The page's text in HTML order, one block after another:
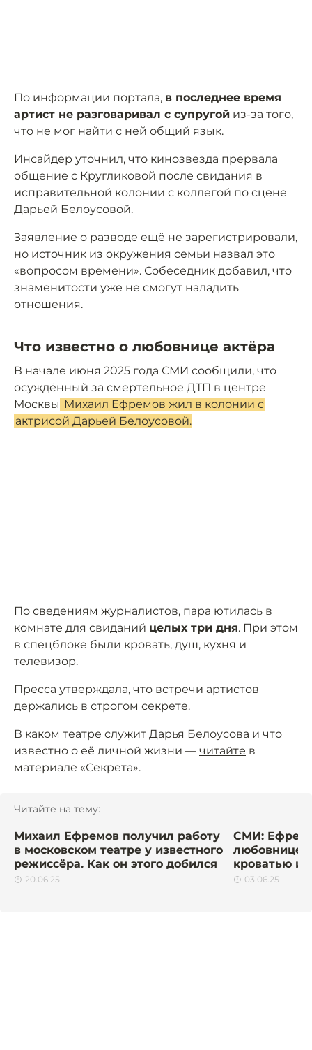
По информации портала, в последнее время
артист не разговаривал с супругой из-за того,
что не мог найти с ней общий язык.
Инсайдер уточнил, что кинозвезда прервала
общение с Кругликовой после свидания в
исправительной колонии с коллегой по сцене
Дарьей Белоусовой.
Заявление о разводе ещё не зарегистрировали,
но источник из окружения семьи назвал это
«вопросом времени». Собеседник добавил, что
знаменитости уже не смогут наладить
отношения.
Что известно о любовнице актёра
В начале июня 2025 года СМИ сообщили, что
осуждённый за смертельное ДТП в центре
Москвы Михаил Ефремов жил в колонии с
актрисой Дарьей Белоусовой.
По сведениям журналистов, пара ютилась в
комнате для свиданий целых три дня. При этом
в спецблоке были кровать, душ, кухня и
телевизор.
Пресса утверждала, что встречи артистов
держались в строгом секрете.
В каком театре служит Дарья Белоусова и что
известно о её личной жизни — читайте в
материале «Секрета».
Читайте на тему:
Михаил Ефремов получил работу
в московском театре у известного
режиссёра. Как он этого добился
20.06.25
СМИ:
любовницей
кроватью и
03.06.25